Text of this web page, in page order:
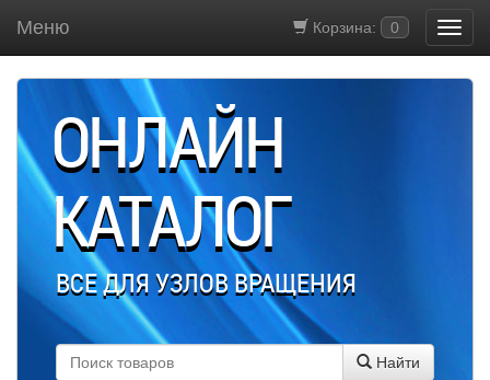
Корзина: 0
Меню
ОНЛАЙН
КАТАЛОГ
ВСЕ ДЛЯ УЗЛОВ ВРАЩЕНИЯ
Найти